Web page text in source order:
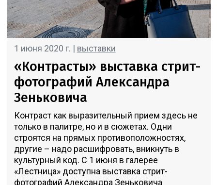
1 июня 2020 г. | выставки
«Контрасты» выставка стрит-
фотографий Александра
Зеньковича
Контраст как выразительный прием здесь не
только в палитре, но и в сюжетах. Одни
строятся на прямых противоположностях,
другие – надо расшифровать, вникнуть в
культурный код. С 1 июня в галерее
«Лестница» доступна выставка стрит-
фотографий Александра Зеньковича